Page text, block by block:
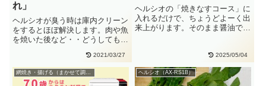
れ」
ヘルシオが臭う時は庫内クリーン
をするとほぼ解決します。肉や魚
を焼いた後など・・どうしても庫
2021/03/27
ヘルシオの「焼きなすコース」に
入れるだけで、ちょうどよーく出
来上がります。そのまま醤油で食
2025/05/04
ヘルシオ（AX-RS1B）